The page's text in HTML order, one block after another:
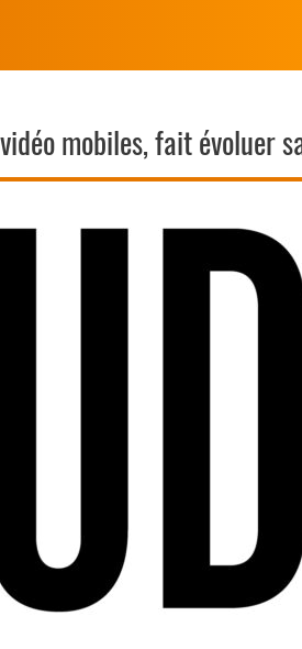
mobiles, fait évoluer